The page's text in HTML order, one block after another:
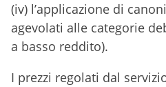
(iv) l’applicazione di
agevolati alle categorie
a basso reddito).
I prezzi regolati dal